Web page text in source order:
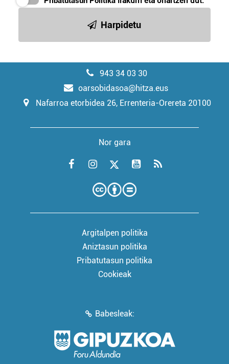
Harpidetu
943 34 03 30
oarsobidasoa@hitza.eus
Nafarroa etorbidea 26, Errenteria-Orereta 20100
Nor gara
Argitalpen politika
Aniztasun politika
Pribatutasun politika
Cookieak
Babesleak: